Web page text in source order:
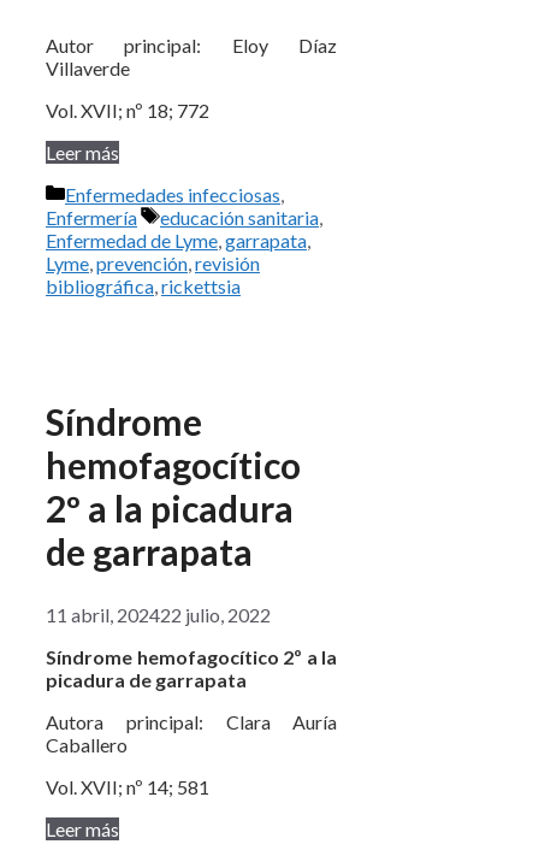
Autor principal: Eloy Díaz
Villaverde
Vol. XVII; nº 18; 772
Leer más
Categorías
Enfermedades infecciosas,
Enfermería
Etiquetas
educación sanitaria,
Enfermedad de Lyme,garrapata,
Lyme,prevención,revisión
bibliográfica,rickettsia
Síndrome
hemofagocítico
2º a la picadura
de garrapata
11 abril, 202422 julio, 2022
Síndrome hemofagocítico 2º a la
picadura de garrapata
Autora principal: Clara Auría
Caballero
Vol. XVII; nº 14; 581
Leer más